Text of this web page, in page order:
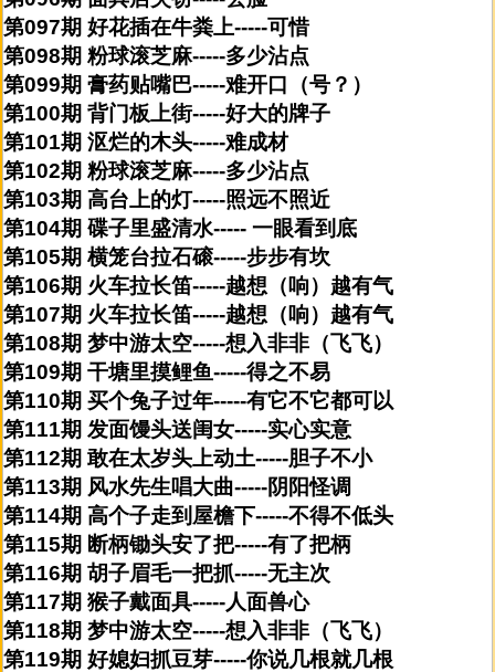
第097期 好花插在牛粪上-----可惜
第098期 粉球滚芝麻-----多少沾点
第099期 膏药贴嘴巴-----难开口（号？）
第100期 背门板上街-----好大的牌子
第101期 沤烂的木头-----难成材
第102期 粉球滚芝麻-----多少沾点
第103期 高台上的灯-----照远不照近
第104期 碟子里盛清水----- 一眼看到底
第105期 横笼台拉石磙-----步步有坎
第106期 火车拉长笛-----越想（响）越有气
第107期 火车拉长笛-----越想（响）越有气
第108期 梦中游太空-----想入非非（飞飞）
第109期 干塘里摸鲤鱼-----得之不易
第110期 买个兔子过年-----有它不它都可以
第111期 发面馒头送闺女-----实心实意
第112期 敢在太岁头上动土-----胆子不小
第113期 风水先生唱大曲-----阴阳怪调
第114期 高个子走到屋檐下-----不得不低头
第115期 断柄锄头安了把-----有了把柄
第116期 胡子眉毛一把抓-----无主次
第117期 猴子戴面具-----人面兽心
第118期 梦中游太空-----想入非非（飞飞）
第119期 好媳妇抓豆芽-----你说几根就几根